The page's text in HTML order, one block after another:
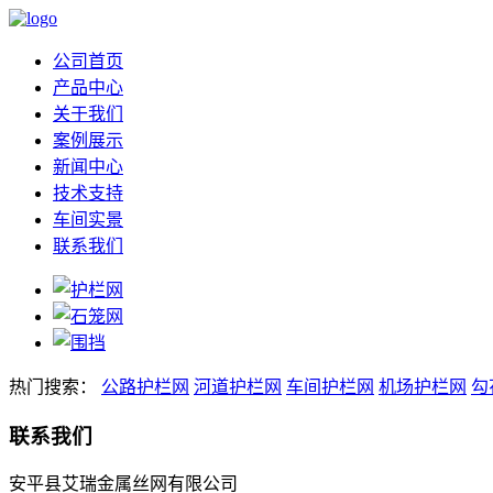
公司首页
产品中心
关于我们
案例展示
新闻中心
技术支持
车间实景
联系我们
热门搜索： 公路护栏网 河道护栏网 车间护栏网 机场护栏网 勾
联系我们
安平县艾瑞金属丝网有限公司